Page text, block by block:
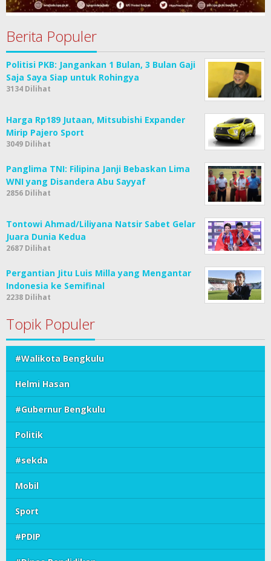
Berita Populer
Politisi PKB: Jangankan 1 Bulan, 3 Bulan Gaji
Saja Saya Siap untuk Rohingya
3134 Dilihat
Harga Rp189 Jutaan, Mitsubishi Expander
Mirip Pajero Sport
3049 Dilihat
Panglima TNI: Filipina Janji Bebaskan Lima
WNI yang Disandera Abu Sayyaf
2856 Dilihat
Tontowi Ahmad/Liliyana Natsir Sabet Gelar
Juara Dunia Kedua
2687 Dilihat
Pergantian Jitu Luis Milla yang Mengantar
Indonesia ke Semifinal
2238 Dilihat
Topik Populer
#Walikota Bengkulu
Helmi Hasan
#Gubernur Bengkulu
Politik
#sekda
Mobil
Sport
#PDIP